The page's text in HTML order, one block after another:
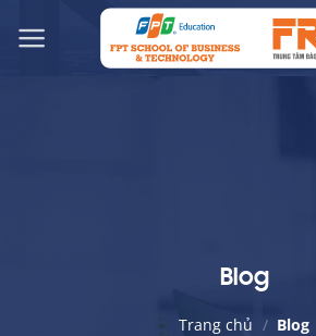
đến
Blog
Trang chủ / Blog